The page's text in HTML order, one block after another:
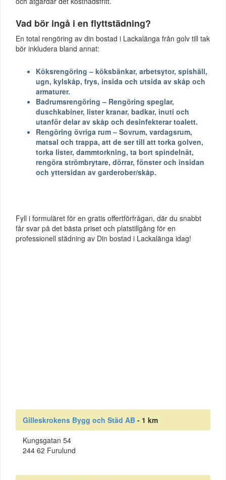
Vad bör ingå i en flyttstädning?
En total rengöring av din bostad i Lackalänga från golv till tak
bör inkludera bland annat:
Köksrengöring – köksbänkar, arbetsytor, spishäll,
ugn, kylskåp, frys, insida och utsida av skåp och
armaturer.
Badrumsrengöring – Rengöring speglar,
duschkabiner, lister kranar, badkar, inuti och
utanför delar av skåp och desinfekterar toalett.
Rengöring övriga rum – Sovrum, vardagsrum,
matsal och trappa, att de ser till att torka golven,
torka lister, dammtorkning, ta bort spindelnät,
rengöra strömbrytare, dörrar, fönster och insidan
och yttersidan av garderober/skåp.
Fyll i formuläret för en gratis offertförfrågan, där du snabbt
får svar på det bästa priset och platstillgång för en
professionell städning av Din bostad i Lackalänga idag!
Gilleskrokens Bygg och Städ AB - 1 km
Kungsgatan 54
244 62 Furulund